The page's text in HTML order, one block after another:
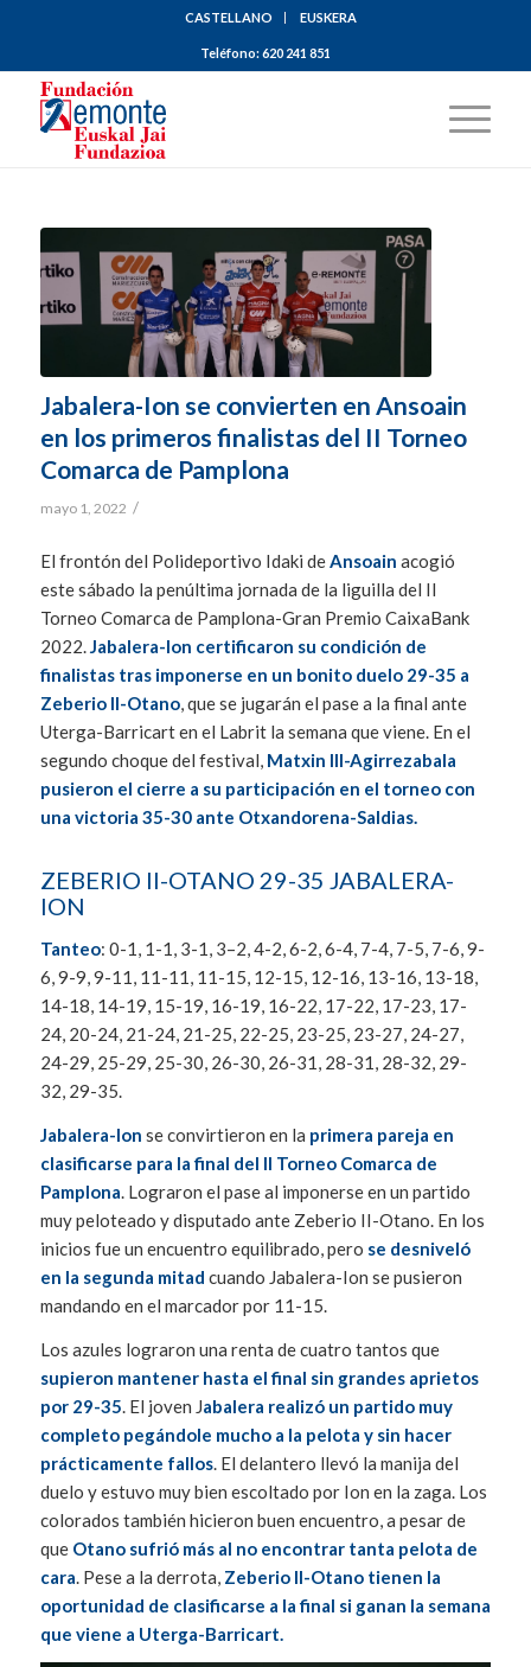
CASTELLANO EUSKERA
Teléfono:620 241 851
Jabalera-Ion se convierten en Ansoain
en los primeros finalistas del II Torneo
Comarca de Pamplona
mayo 1, 2022 /
El frontón del Polideportivo Idaki deAnsoain acogió
este sábado la penúltima jornada de la liguilla del II
Torneo Comarca de Pamplona-Gran Premio CaixaBank
2022.Jabalera-Ion certificaron su condición de
finalistas tras imponerse en un bonito duelo 29-35 a
Zeberio II-Otano, que se jugarán el pase a la final ante
Uterga-Barricart en el Labrit la semana que viene. En el
segundo choque del festival,Matxin III-Agirrezabala
pusieron el cierre a su participación en el torneo con
una victoria 35-30 ante Otxandorena-Saldias.
ZEBERIO II-OTANO 29-35 JABALERA-
ION
Tanteo: 0-1, 1-1, 3-1, 3–2, 4-2, 6-2, 6-4, 7-4, 7-5, 7-6, 9-
6, 9-9, 9-11, 11-11, 11-15, 12-15, 12-16, 13-16, 13-18,
14-18, 14-19, 15-19, 16-19, 16-22, 17-22, 17-23, 17-
24, 20-24, 21-24, 21-25, 22-25, 23-25, 23-27, 24-27,
24-29, 25-29, 25-30, 26-30, 26-31, 28-31, 28-32, 29-
32, 29-35.
Jabalera-Ion se convirtieron en la primera pareja en
clasificarse para la final del II Torneo Comarca de
Pamplona. Lograron el pase al imponerse en un partido
muy peloteado y disputado ante Zeberio II-Otano. En los
inicios fue un encuentro equilibrado, pero se desniveló
en la segunda mitad cuando Jabalera-Ion se pusieron
mandando en el marcador por 11-15.
Los azules lograron una renta de cuatro tantos que
supieron mantener hasta el final sin grandes aprietos
por 29-35. El joven Jabalera realizó un partido muy
completo pegándole mucho a la pelota y sin hacer
prácticamente fallos. El delantero llevó la manija del
duelo y estuvo muy bien escoltado por Ion en la zaga. Los
colorados también hicieron buen encuentro, a pesar de
que Otano sufrió más al no encontrar tanta pelota de
cara. Pese a la derrota,Zeberio II-Otano tienen la
oportunidad de clasificarse a la final si ganan la semana
que viene a Uterga-Barricart.